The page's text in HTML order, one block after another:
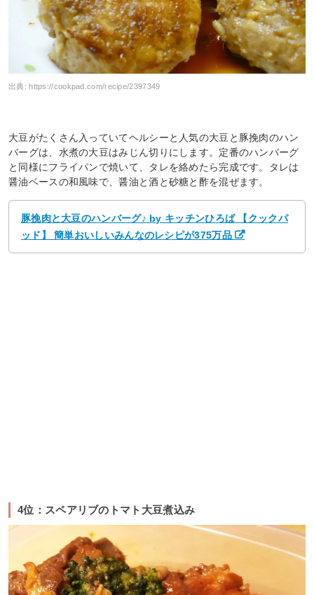
出典:https://cookpad.com/recipe/2397349
大豆がたくさん入っていてヘルシーと人気の大豆と豚挽肉のハン
バーグは、水煮の大豆はみじん切りにします。定番のハンバーグ
と同様にフライパンで焼いて、タレを絡めたら完成です。タレは
醤油ベースの和風味で、醤油と酒と砂糖と酢を混ぜます。
豚挽肉と大豆のハンバーグ♪ by キッチンひろば 【クックパ
ッド】 簡単おいしいみんなのレシピが375万品
4位：スペアリブのトマト大豆煮込み